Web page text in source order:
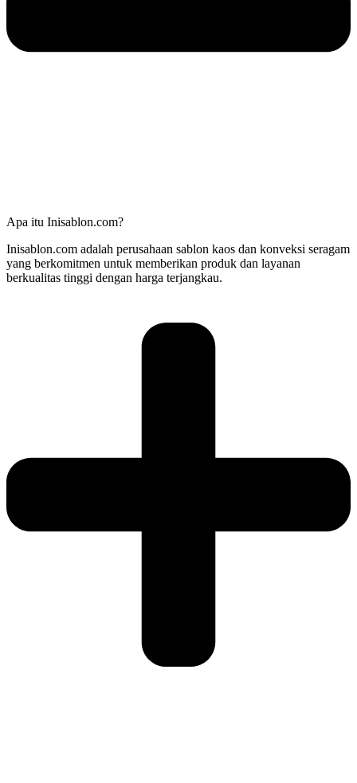
Apa itu Inisablon.com?
Inisablon.com adalah perusahaan sablon kaos dan konveksi seragam
yang berkomitmen untuk memberikan produk dan layanan
berkualitas tinggi dengan harga terjangkau.